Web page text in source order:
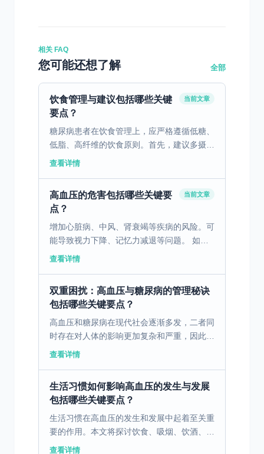
相关 FAQ
您可能还想了解 全部
饮食管理与建议包括哪些关键
要点？
当前文章
糖尿病患者在饮食管理上，应严格遵循低糖、
低脂、高纤维的饮食原则。首先，建议多摄入
新鲜蔬菜和全谷物，这些食物不仅富含纤维，
查看详情
高血压的危害包括哪些关键要
点？
当前文章
增加心脏病、中风、肾衰竭等疾病的风险。可
能导致视力下降、记忆力减退等问题。 如何
预防高血压？ 健康饮食：少吃盐、少吃油腻
查看详情
双重困扰：高血压与糖尿病的管理秘诀
包括哪些关键要点？
高血压和糖尿病在现代社会逐渐多发，二者同
时存在对人体的影响更加复杂和严重，因此我
们必须重视这两种疾病的管理。 一、高血压
查看详情
生活习惯如何影响高血压的发生与发展
包括哪些关键要点？
生活习惯在高血压的发生和发展中起着至关重
要的作用。本文将探讨饮食、吸烟、饮酒、缺
乏运动等习惯如何影响血压，以及如何通过调
查看详情